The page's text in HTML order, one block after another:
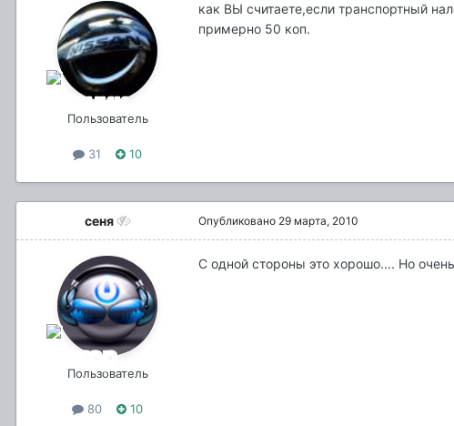
Пользователь
31 10
как ВЫ считаете,если транспортный
примерно 50 коп.
сеня
Пользователь
80 10
Опубликовано 29 марта, 2010
С одной стороны это хорошо.... Но